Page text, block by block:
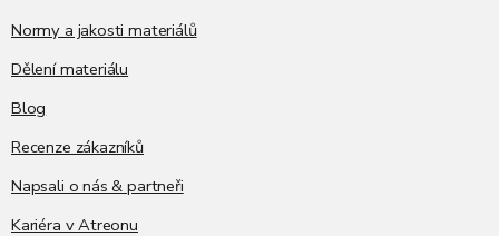
Normy a jakosti materiálů
Dělení materiálu
Blog
Recenze zákazníků
Napsali o nás & partneři
Kariéra v Atreonu